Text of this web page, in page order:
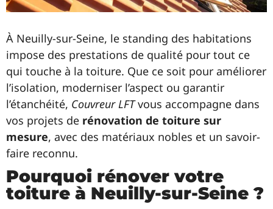
À Neuilly-sur-Seine, le standing des habitations
impose des prestations de qualité pour tout ce
qui touche à la toiture. Que ce soit pour améliorer
l’isolation, moderniser l’aspect ou garantir
l’étanchéité, Couvreur LFTvous accompagne dans
vos projets de rénovation de toiture sur
mesure, avec des matériaux nobles et un savoir-
faire reconnu.
Pourquoi rénover votre
toiture à Neuilly-sur-Seine ?